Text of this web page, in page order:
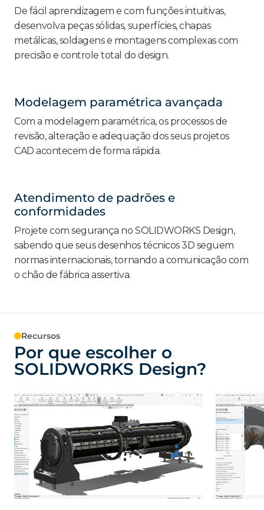
De fácil aprendizagem e com funções intuitivas,
desenvolva peças sólidas, superfícies, chapas
metálicas, soldagens e montagens complexas com
precisão e controle total do design.
Modelagem paramétrica avançada
Com a modelagem paramétrica, os processos de
revisão, alteração e adequação dos seus projetos
CAD acontecem de forma rápida.
Atendimento de padrões e
conformidades
Projete com segurança no SOLIDWORKS Design,
sabendo que seus desenhos técnicos 3D seguem
normas internacionais, tornando a comunicação com
o chão de fábrica assertiva.
Recursos
Por que escolher o
SOLIDWORKS Design?